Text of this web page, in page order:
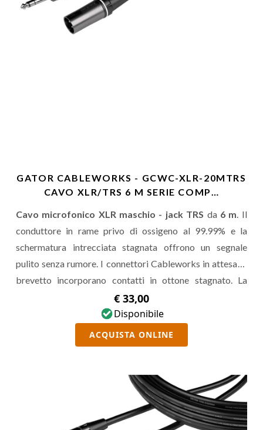
GATOR CABLEWORKS - GCWC-XLR-20MTRS
CAVO XLR/TRS 6 M SERIE COMP…
Cavo microfonico XLR maschio - jack TRS da 6 m. Il
conduttore in rame privo di ossigeno al 99.99% e la
schermatura intrecciata stagnata offrono un segnale
pulito senza rumore. I connettori Cableworks in attesa di
brevetto incorporano contatti in ottone stagnato. La
confezione include la borsa per il trasporto e le fascette in
€ 33,00
Disponibile
ACQUISTA ONLINE